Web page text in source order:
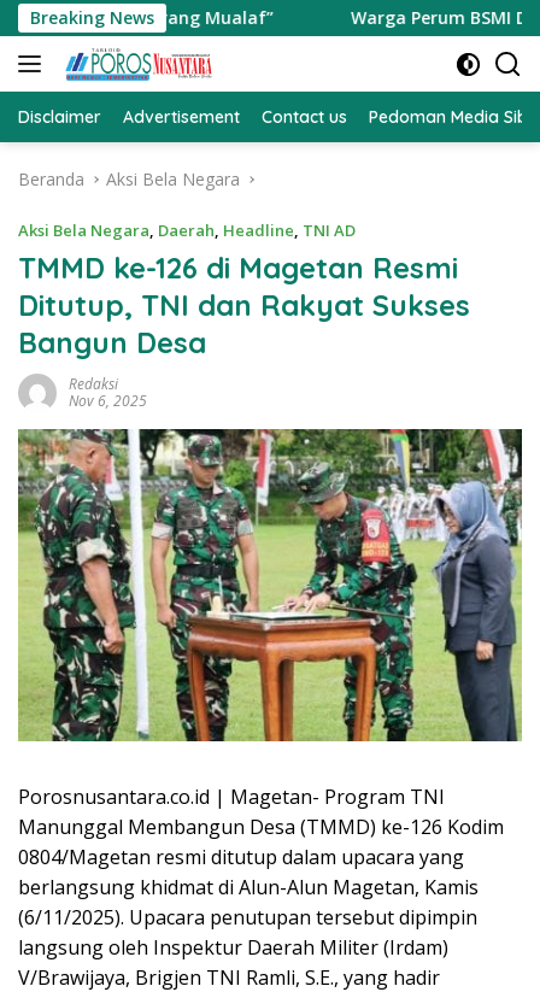
Langsung
ke
konten
Breaking News
Orang Mualaf” Warga Perum BSMI Digegerakan
Disclaimer Advertisement Contact us Pedoman Media
Beranda Aksi Bela Negara
Aksi Bela Negara, Daerah, Headline, TNI AD
TMMD ke-126 di Magetan Resmi
Ditutup, TNI dan Rakyat Sukses
Bangun Desa
Redaksi
Nov 6, 2025
Porosnusantara.co.id | Magetan- Program TNI
Manunggal Membangun Desa (TMMD) ke-126 Kodim
0804/Magetan resmi ditutup dalam upacara yang
berlangsung khidmat di Alun-Alun Magetan, Kamis
(6/11/2025). Upacara penutupan tersebut dipimpin
langsung oleh Inspektur Daerah Militer (Irdam)
V/Brawijaya, Brigjen TNI Ramli, S.E., yang hadir